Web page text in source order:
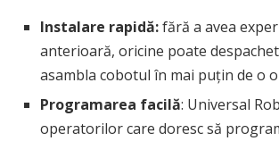
Instalare rapidă:fără a avea
anterioară, oricine poate
asambla cobotul în mai puțin de o
Programarea facilă: Universal
operatorilor care doresc să